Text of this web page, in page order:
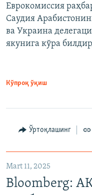
Еврокомиссия
Саудия
ва Украина
якунига кўра
Кўпроқ ўқиш
Ўртоқлашинг
Mart 11, 2025
Bloomberg: